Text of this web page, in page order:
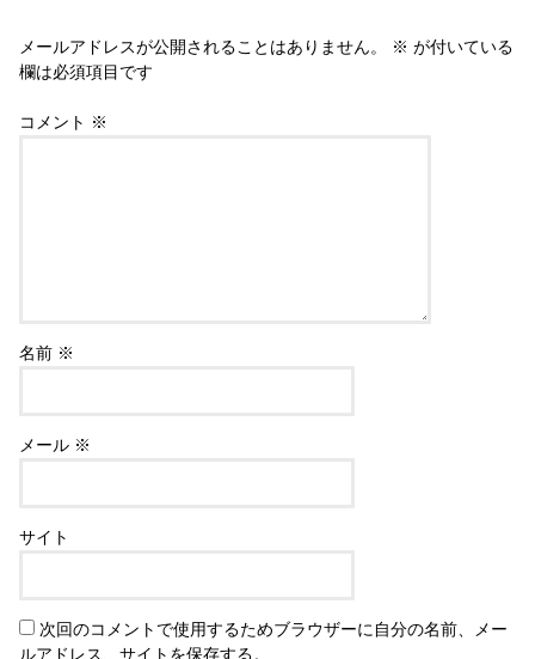
メールアドレスが公開されることはありません。 ※ が付いている
欄は必須項目です
コメント ※
名前 ※
メール ※
サイト
次回のコメントで使用するためブラウザーに自分の名前、メー
ルアドレス、サイトを保存する。